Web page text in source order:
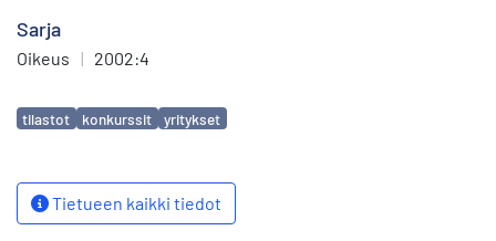
Sarja
Oikeus | 2002:4
Avainsanat
tilastot konkurssit yritykset
Tietueen kaikki tiedot